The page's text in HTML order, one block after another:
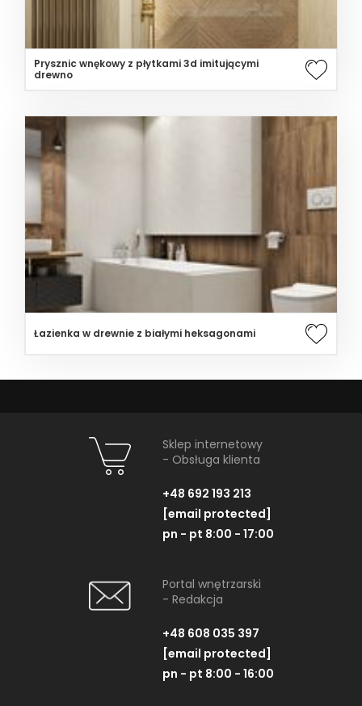
Prysznic wnękowy z płytkami 3d imitującymi
drewno
Łazienka w drewnie z białymi heksagonami
Sklep internetowy
- Obsługa klienta
+48 692 193 213
[email protected]
pn - pt 8:00 - 17:00
Portal wnętrzarski
- Redakcja
+48 608 035 397
[email protected]
pn - pt 8:00 - 16:00